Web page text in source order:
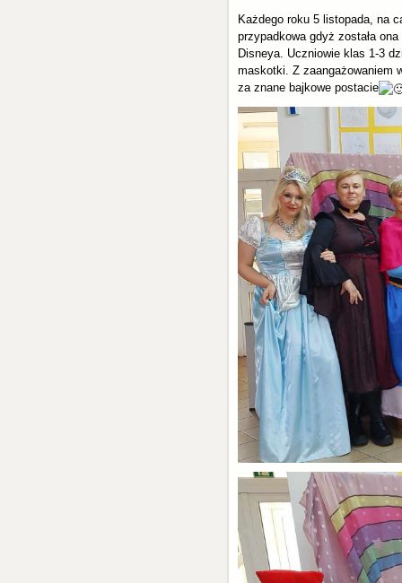
Każdego roku 5 listopada, na
przypadkowa gdyż została
Disneya. Uczniowie klas 1-3
maskotki. Z zaangażowaniem
za znane bajkowe postacie